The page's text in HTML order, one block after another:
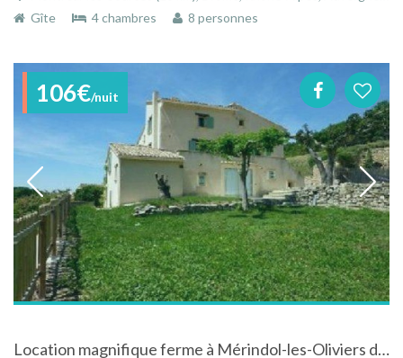
Gîte
4 chambres 8 personnes
106€/nuit
Location magnifique ferme à Mérindol-les-Oliviers dans la Drôme